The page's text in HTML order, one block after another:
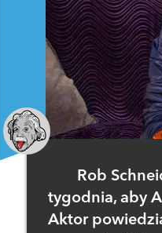
Rob
tygodnia, aby
Aktor